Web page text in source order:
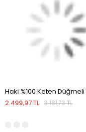
2.499,97 TL 3.181,73 TL